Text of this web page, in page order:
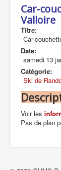
Car-
Valloire
Titre:
Car-
Date:
samedi 13
Catégorie:
Ski de
Voir les
Pas de plan